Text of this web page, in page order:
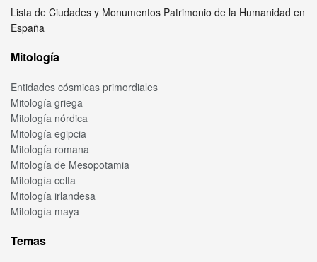
Lista de Ciudades y Monumentos Patrimonio de la Humanidad en
España
Mitología
Entidades cósmicas primordiales
Mitología griega
Mitología nórdica
Mitología egipcia
Mitología romana
Mitología de Mesopotamia
Mitología celta
Mitología irlandesa
Mitología maya
Temas